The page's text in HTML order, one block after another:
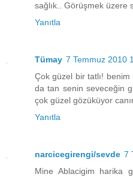
sağlık.. Görüşmek üzere
Yanıtla
Tümay 7 Temmuz 2010
Çok güzel bir tatlı! benim
da tan senin seveceğin
çok güzel gözüküyor
Yanıtla
narcicegirengi/sevde 7
Mine Ablacigim harika